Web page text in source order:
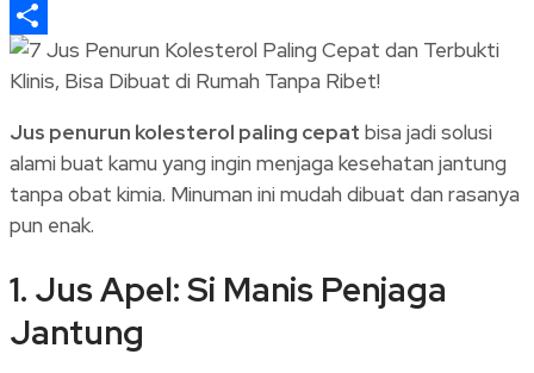
Threads
Share
Jus penurun kolesterol paling cepat bisa jadi solusi
alami buat kamu yang ingin menjaga kesehatan jantung
tanpa obat kimia. Minuman ini mudah dibuat dan rasanya
pun enak.
1. Jus Apel: Si Manis Penjaga
Jantung